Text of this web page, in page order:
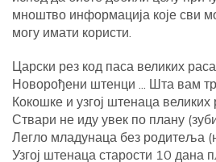
мноштво информација које сви
могу имати користи.
Царски рез код паса великих раса
Новорођени штенци ... Шта вам
Кокошке и узгој штенаца
Ствари не иду увек по плану
Легло младунаца без родитеља
Узгој штенаца старости 10 дана